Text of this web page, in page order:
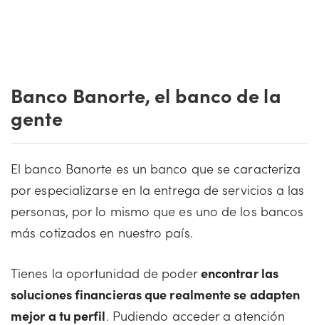
Banco Banorte, el banco de la
gente
El banco Banorte es un banco que se caracteriza
por especializarse en la entrega de servicios a las
personas, por lo mismo que es uno de los bancos
más cotizados en nuestro país.
Tienes la oportunidad de poderencontrar las
soluciones financieras que realmente se adapten
mejor a tu perfil. Pudiendo acceder a atención